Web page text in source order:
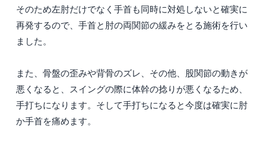
そのため左肘だけでなく手首も同時に対処しないと確実に
再発するので、手首と肘の両関節の緩みをとる施術を行い
ました。
また、骨盤の歪みや背骨のズレ、その他、股関節の動きが
悪くなると、スイングの際に体幹の捻りが悪くなるため、
手打ちになります。そして手打ちになると今度は確実に肘
か手首を痛めます。